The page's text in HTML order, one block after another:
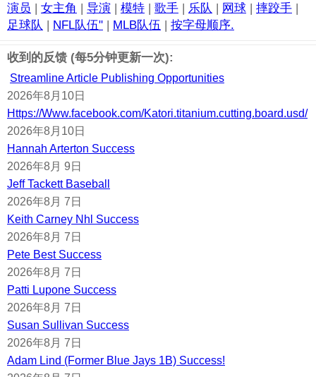
演员 | 女主角 | 导演 | 模特 | 歌手 | 乐队 | 网球 | 摔跤手 |
足球队 | NFL队伍" | MLB队伍 | 按字母顺序.
收到的反馈 (每5分钟更新一次):
Streamline Article Publishing Opportunities
2026年8月10日
Https://Www.facebook.com/Katori.titanium.cutting.board.usd/
2026年8月10日
Hannah Arterton Success
2026年8月 9日
Jeff Tackett Baseball
2026年8月 7日
Keith Carney Nhl Success
2026年8月 7日
Pete Best Success
2026年8月 7日
Patti Lupone Success
2026年8月 7日
Susan Sullivan Success
2026年8月 7日
Adam Lind (Former Blue Jays 1B) Success!